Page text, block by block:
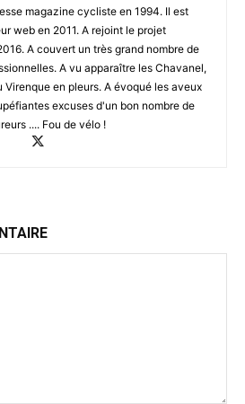
magazine cycliste en 1994. Il est
web en 2011. A rejoint le projet
A couvert un très grand nombre de
A vu apparaître les Chavanel,
Virenque en pleurs. A évoqué les aveux
excuses d'un bon nombre de
.... Fou de vélo !